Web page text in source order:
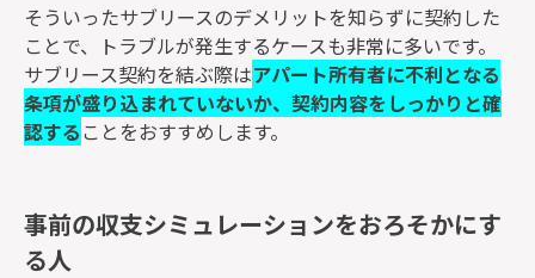
そういったサブリースのデメリットを知らずに契約した
ことで、トラブルが発生するケースも非常に多いです。
サブリース契約を結ぶ際はアパート所有者に不利となる
条項が盛り込まれていないか、契約内容をしっかりと確
認する ことをおすすめします。
事前の収支シミュレーションをおろそかにす
る人